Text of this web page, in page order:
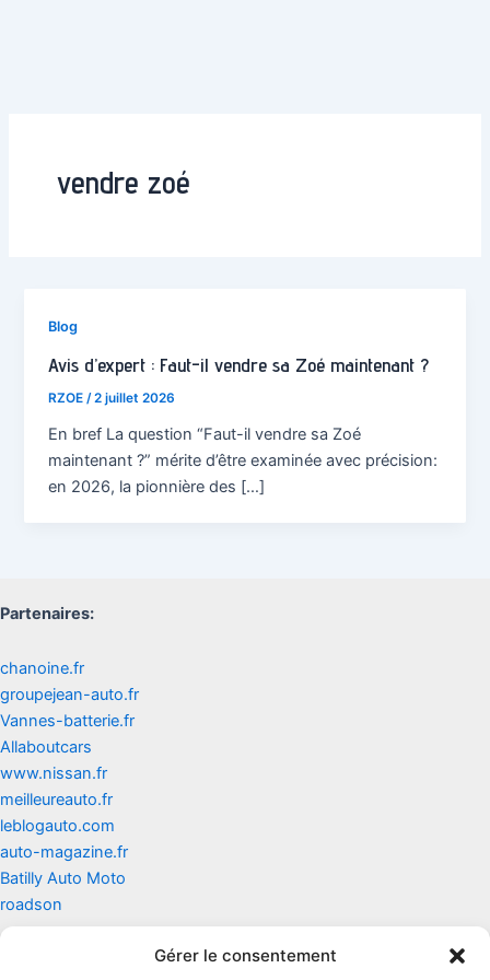
Gérer le consentement
vendre zoé
Blog
Avis d’expert : Faut-il vendre sa Zoé maintenant ?
RZOE /2 juillet 2026
En bref La question “Faut-il vendre sa Zoé
maintenant ?” mérite d’être examinée avec précision:
en 2026, la pionnière des […]
Partenaires:
chanoine.fr
groupejean-auto.fr
Vannes-batterie.fr
Allaboutcars
www.nissan.fr
meilleureauto.fr
leblogauto.com
auto-magazine.fr
Batilly Auto Moto
roadson